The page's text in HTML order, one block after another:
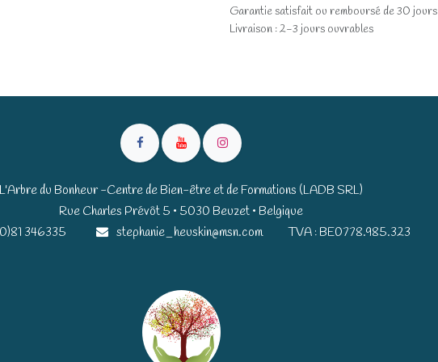
Garantie satisfait ou remboursé de 30 jours
Livraison : 2-3 jours ouvrables
L'Arbre du Bonheur -Centre de Bien-être et de Formations (LADB SRL)
Rue Charles Prévôt 5 • 5030 Beuzet • Belgique​​
346335
stephanie_heuskin@msn.com TVA : BE0778.985.323